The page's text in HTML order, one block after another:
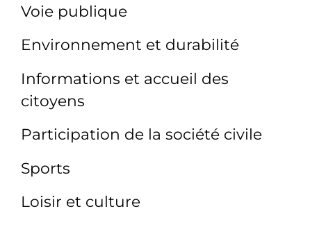
Voie publique
Environnement et durabilité
Informations et accueil des
citoyens
Participation de la société civile
Sports
Loisir et culture